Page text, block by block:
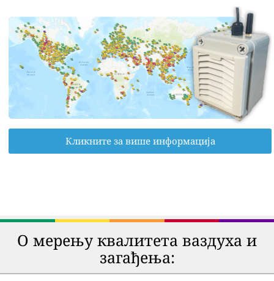
Кликните за више информација
О мерењу квалитета ваздуха и
загађења: